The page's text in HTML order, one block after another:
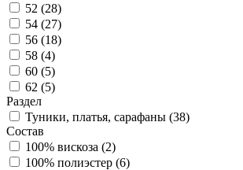
52 (28)
54 (27)
56 (18)
58 (4)
60 (5)
62 (5)
Раздел
Туники, платья, сарафаны (38)
Состав
100% вискоза (2)
100% полиэстер (6)